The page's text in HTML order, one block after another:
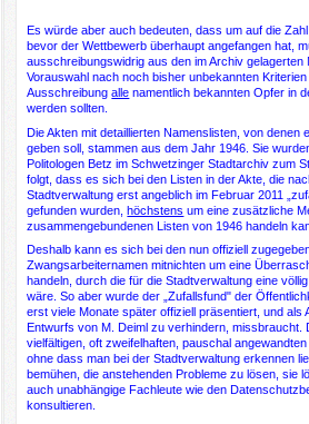
Es würde aber auch bedeuten, dass um auf die
bevor der Wettbewerb überhaupt angefangen hat,
ausschreibungswidrig aus den im Archiv
Vorauswahl nach noch bisher unbekannten
Ausschreibungalle namentlich bekannten Opfer in
werden sollten.
Die Akten mit detaillierten Namenslisten, von denen
geben soll, stammen aus dem Jahr 1946. Sie
Politologen Betz im Schwetzinger Stadtarchiv zum
folgt, dass es sich bei den Listen in der Akte, die
Stadtverwaltung erst angeblich im Februar 2011
gefunden wurden,höchstens um eine zusätzliche
zusammengebundenen Listen von 1946 handeln
Deshalb kann es sich bei den nun offiziell
Zwangsarbeiternamen mitnichten um eine
handeln, durch die für die Stadtverwaltung eine
wäre. So aber wurde der „Zufallsfund" der
erst viele Monate später offiziell präsentiert, und als
Entwurfs von M. Deiml zu verhindern, missbraucht.
vielfältigen, oft zweifelhaften, pauschal
ohne dass man bei der Stadtverwaltung erkennen
bemühen, die anstehenden Probleme zu lösen, sie
auch unabhängige Fachleute wie den
konsultieren.